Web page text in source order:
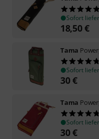
Sofort
18,50€
Tama
Sofort
30€
Tama
Sofort
30€